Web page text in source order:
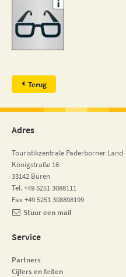
Terug
Adres
Touristikzentrale Paderborner Land
Königstraße 16
33142 Büren
Tel. +49 5251 3088111
Fax +49 5251 308898199
Stuur een mail
Service
Partners
Cijfers en feiten